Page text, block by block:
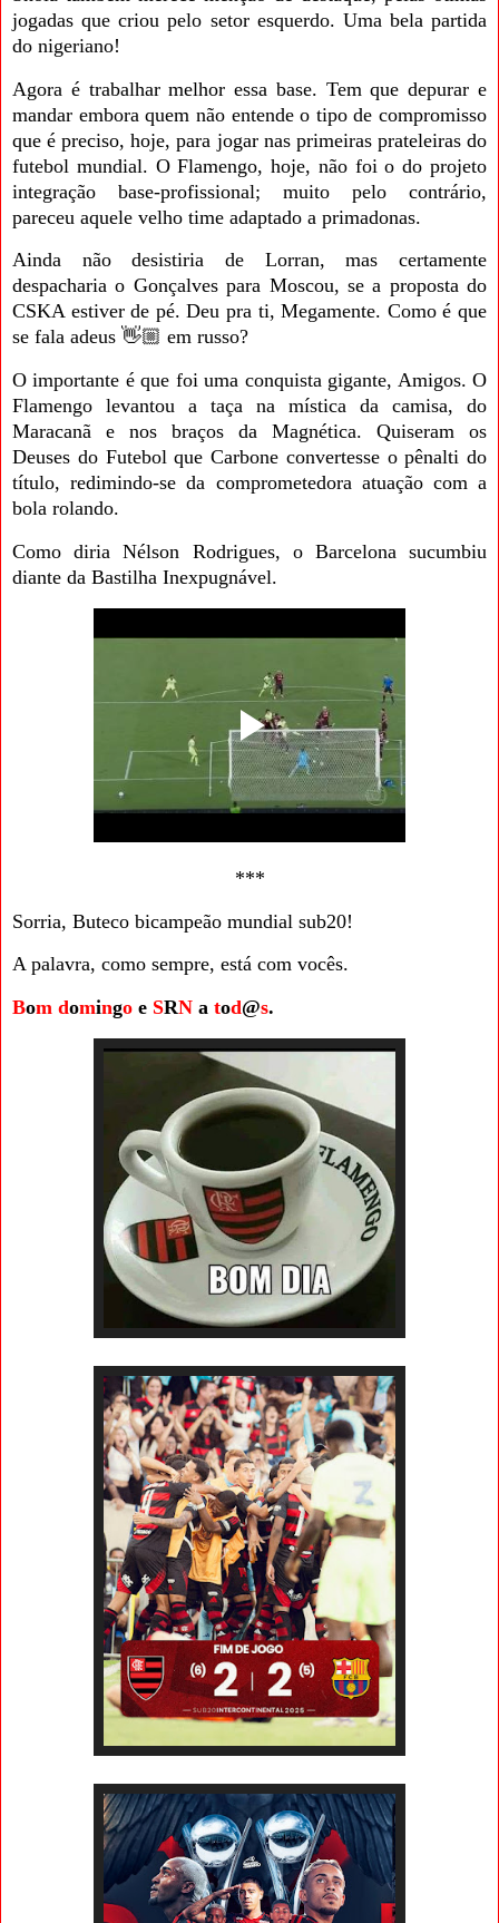
jogadas que criou pelo setor esquerdo. Uma bela partida
do nigeriano!
Agora é trabalhar melhor essa base. Tem que depurar e
mandar embora quem não entende o tipo de compromisso
que é preciso, hoje, para jogar nas primeiras prateleiras do
futebol mundial. O Flamengo, hoje, não foi o do projeto
integração base-profissional; muito pelo contrário,
pareceu aquele velho time adaptado a primadonas.
Ainda não desistiria de Lorran, mas certamente
despacharia o Gonçalves para Moscou, se a proposta do
CSKA estiver de pé. Deu pra ti, Megamente. Como é que
se fala adeus 👋🏼 em russo?
O importante é que foi uma conquista gigante, Amigos. O
Flamengo levantou a taça na mística da camisa, do
Maracanã e nos braços da Magnética. Quiseram os
Deuses do Futebol que Carbone convertesse o pênalti do
título, redimindo-se da comprometedora atuação com a
bola rolando.
Como diria Nélson Rodrigues, o Barcelona sucumbiu
diante da Bastilha Inexpugnável.
***
Sorria, Buteco bicampeão mundial sub20!
A palavra, como sempre, está com vocês.
Bom domingo e SRN a tod@s.